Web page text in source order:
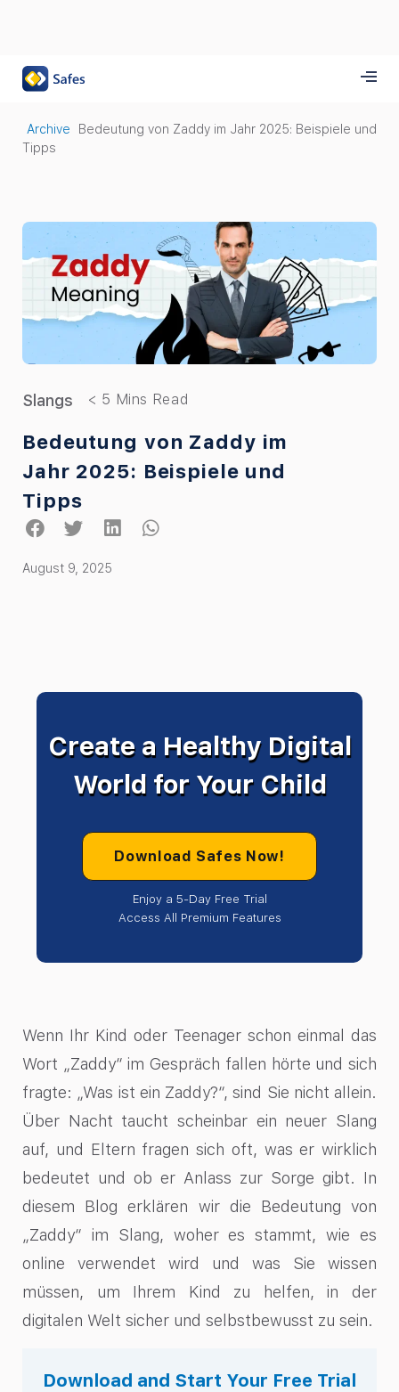
Archive
Bedeutung von Zaddy im Jahr 2025: Beispiele und
Tipps
Slangs
Bedeutung von Zaddy im
Jahr 2025: Beispiele und
Tipps
August 9, 2025
Create a Healthy Digital
World for Your Child
Download Safes Now!
Enjoy a 5-Day Free Trial
Access All Premium Features
Wenn Ihr Kind oder Teenager schon einmal das
Wort „Zaddy“ im Gespräch fallen hörte und sich
fragte: „Was ist ein Zaddy?“, sind Sie nicht allein.
Über Nacht taucht scheinbar ein neuer Slang
auf, und Eltern fragen sich oft, was er wirklich
bedeutet und ob er Anlass zur Sorge gibt. In
diesem Blog erklären wir die Bedeutung von
„Zaddy“ im Slang, woher es stammt, wie es
online verwendet wird und was Sie wissen
müssen, um Ihrem Kind zu helfen, in der
digitalen Welt sicher und selbstbewusst zu sein.
Download and Start Your Free Trial